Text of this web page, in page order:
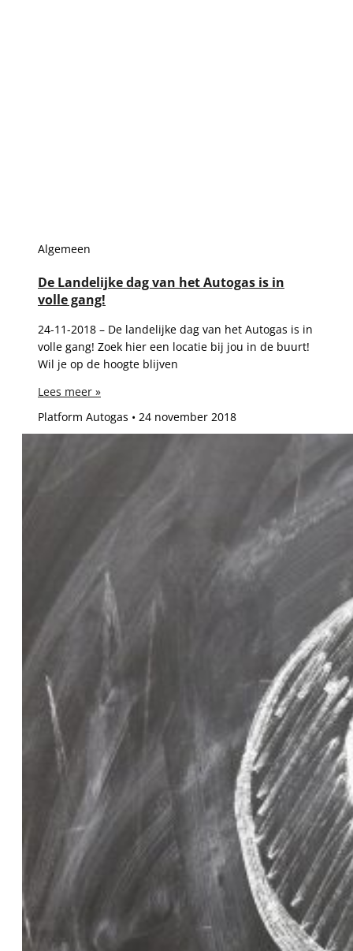
Algemeen
De Landelijke dag van het Autogas is in
volle gang!
24-11-2018 – De landelijke dag van het Autogas is in
volle gang! Zoek hier een locatie bij jou in de buurt!
Wil je op de hoogte blijven
Lees meer »
Platform Autogas
24 november 2018